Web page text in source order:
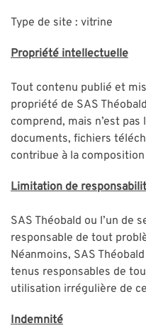
Type de site : vitrine
Propriété intellectuelle
Tout contenu publié et
propriété de SAS
comprend, mais n’est
documents, fichiers
contribue à la
Limitation de
SAS Théobald ou l’un de
responsable de tout
Néanmoins, SAS
tenus responsables de
utilisation irrégulière de
Indemnité